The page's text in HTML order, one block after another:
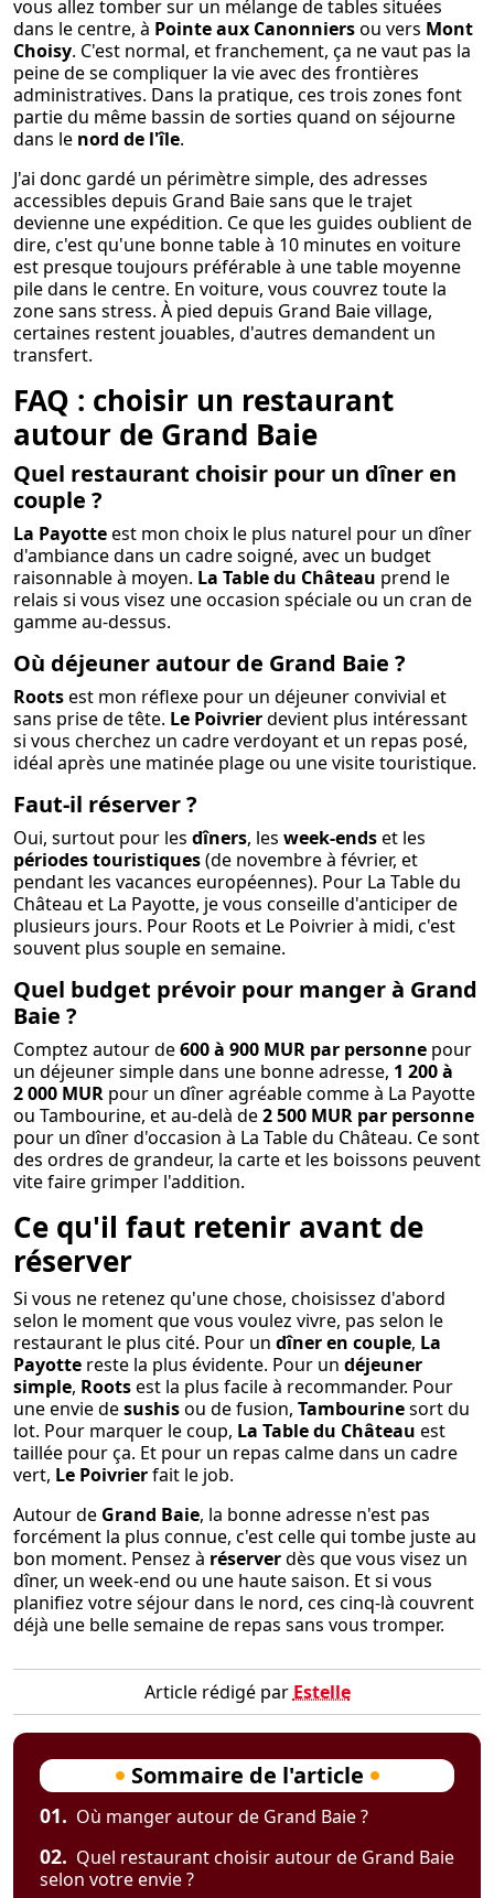
vous allez tomber sur un mélange de tables situées
dans le centre, à Pointe aux Canonniersou vers Mont
Choisy. C'est normal, et franchement, ça ne vaut pas la
peine de se compliquer la vie avec des frontières
administratives. Dans la pratique, ces trois zones font
partie du même bassin de sorties quand on séjourne
dans le nord de l'île.
J'ai donc gardé un périmètre simple, des adresses
accessibles depuis Grand Baie sans que le trajet
devienne une expédition. Ce que les guides oublient de
dire, c'est qu'une bonne table à 10 minutes en voiture
est presque toujours préférable à une table moyenne
pile dans le centre. En voiture, vous couvrez toute la
zone sans stress. À pied depuis Grand Baie village,
certaines restent jouables, d'autres demandent un
transfert.
FAQ : choisir un restaurant
autour de Grand Baie
Quel restaurant choisir pour un dîner en
couple ?
La Payotteest mon choix le plus naturel pour un dîner
d'ambiance dans un cadre soigné, avec un budget
raisonnable à moyen. La Table du Château prend le
relais si vous visez une occasion spéciale ou un cran de
gamme au-dessus.
Où déjeuner autour de Grand Baie ?
Rootsest mon réflexe pour un déjeuner convivial et
sans prise de tête. Le Poivrierdevient plus intéressant
si vous cherchez un cadre verdoyant et un repas posé,
idéal après une matinée plage ou une visite touristique.
Faut-il réserver ?
Oui, surtout pour les dîners, les week-endset les
périodes touristiques(de novembre à février, et
pendant les vacances européennes). Pour La Table du
Château et La Payotte, je vous conseille d'anticiper de
plusieurs jours. Pour Roots et Le Poivrier à midi, c'est
souvent plus souple en semaine.
Quel budget prévoir pour manger à Grand
Baie ?
Comptez autour de600 à 900 MUR par personne pour
un déjeuner simple dans une bonne adresse, 1 200 à
2 000 MUR pour un dîner agréable comme à La Payotte
ou Tambourine, et au-delà de2 500 MUR par personne
pour un dîner d'occasion à La Table du Château. Ce sont
des ordres de grandeur, la carte et les boissons peuvent
vite faire grimper l'addition.
Ce qu'il faut retenir avant de
réserver
Si vous ne retenez qu'une chose, choisissez d'abord
selon le moment que vous voulez vivre, pas selon le
restaurant le plus cité. Pour un dîner en couple, La
Payotte reste la plus évidente. Pour un déjeuner
simple, Rootsest la plus facile à recommander. Pour
une envie desushisou de fusion, Tambourinesort du
lot. Pour marquer le coup, La Table du Château est
taillée pour ça. Et pour un repas calme dans un cadre
vert, Le Poivrierfait le job.
Autour de Grand Baie, la bonne adresse n'est pas
forcément la plus connue, c'est celle qui tombe juste au
bon moment. Pensez à réserverdès que vous visez un
dîner, un week-end ou une haute saison. Et si vous
planifiez votre séjour dans le nord, ces cinq-là couvrent
déjà une belle semaine de repas sans vous tromper.
Article rédigé par Estelle
Sommaire de l'article
01. Où manger autour de Grand Baie ?
02. Quel restaurant choisir autour de Grand Baie
selon votre envie ?